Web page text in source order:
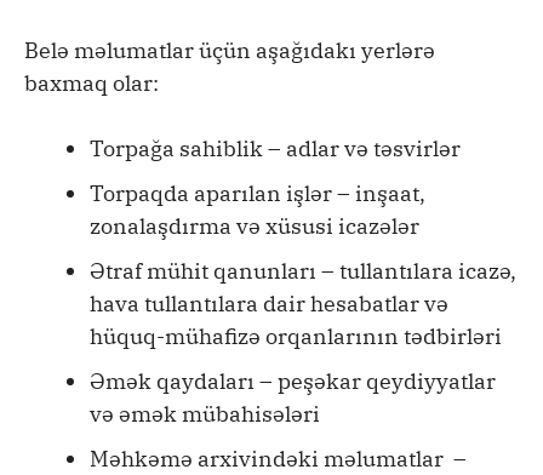
Belə məlumatlar üçün aşağıdakı yerlərə
baxmaq olar:
Torpağa sahiblik – adlar və təsvirlər
Torpaqda aparılan işlər – inşaat,
zonalaşdırma və xüsusi icazələr
Ətraf mühit qanunları – tullantılara icazə,
hava tullantılara dair hesabatlar və
hüquq-mühafizə orqanlarının tədbirləri
Əmək qaydaları – peşəkar qeydiyyatlar
və əmək mübahisələri
Məhkəmə arxivindəki məlumatlar –